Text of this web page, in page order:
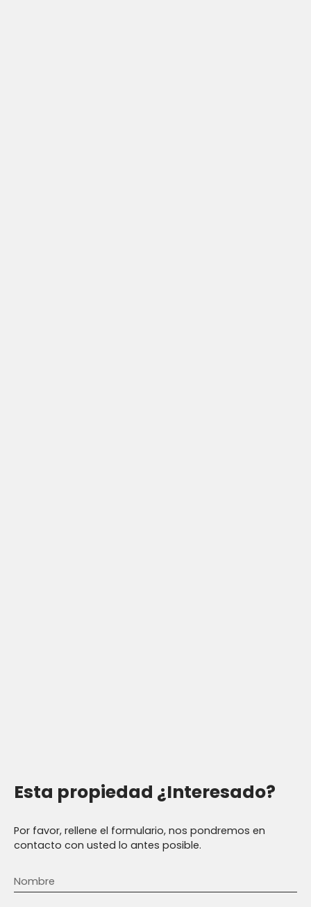
Esta propiedad ¿Interesado?
Por favor, rellene el formulario, nos pondremos en
contacto con usted lo antes posible.
Nombre